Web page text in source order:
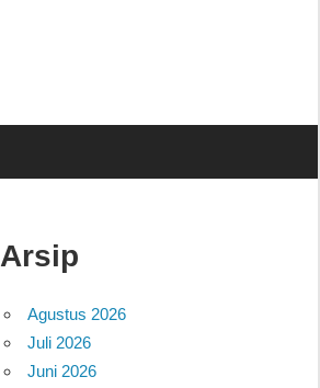
Arsip
Agustus 2026
Juli 2026
Juni 2026